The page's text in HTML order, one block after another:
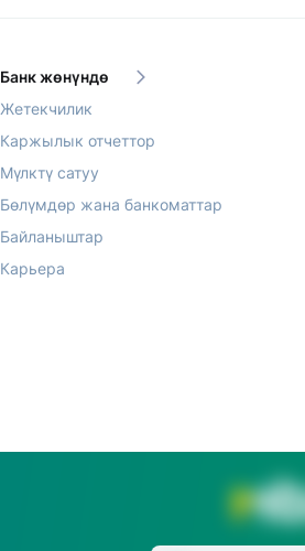
Банк жөнүндө
Жетекчилик
Каржылык отчеттор
Мүлктү сатуу
Бөлүмдөр жана банкоматтар
Байланыштар
Карьера